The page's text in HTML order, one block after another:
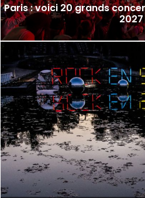
Paris : voici 20 grands
2027